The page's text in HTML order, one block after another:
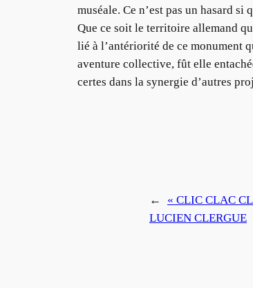
muséale. Ce n’est pas un hasard
Que ce soit le territoire allemand
lié à l’antériorité de ce monument
aventure collective, fût elle
certes dans la synergie d’autres
←
« CLIC CLAC
LUCIEN CLERGUE